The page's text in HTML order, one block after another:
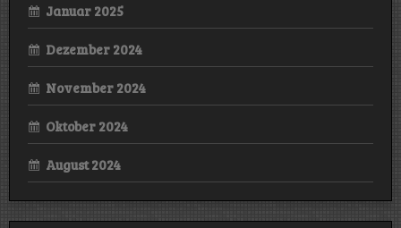
Januar 2025
Dezember 2024
November 2024
Oktober 2024
August 2024